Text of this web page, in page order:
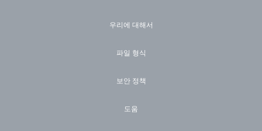
우리에 대해서
파일 형식
보안 정책
도움